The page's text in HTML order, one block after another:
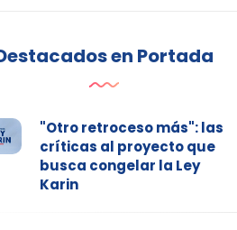
en Portada
"Otro retroceso más": las
críticas al proyecto que
busca congelar la Ley
Karin